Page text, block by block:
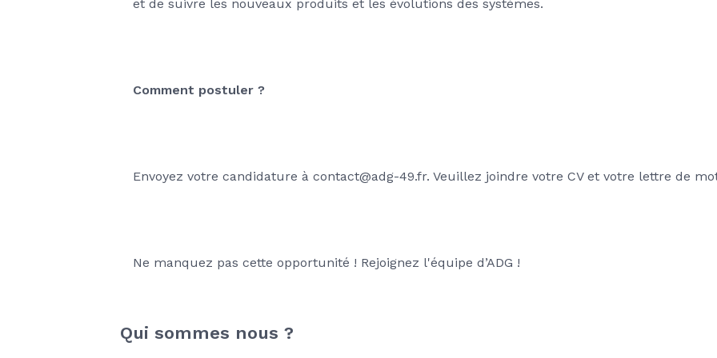
et de suivre les nouveaux produits et les évolutions des systèmes.
Comment postuler ?
Envoyez votre candidature à contact@adg-49.fr. Veuillez joindre votre CV et votre lettre de
Ne manquez pas cette opportunité ! Rejoignez l'équipe d’ADG !
Qui sommes nous ?